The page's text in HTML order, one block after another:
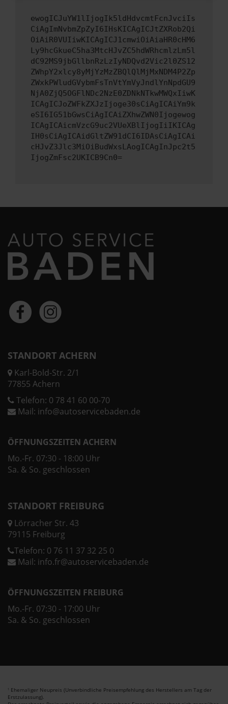
ewogICJuYW1lIjogIk5ldHdvcmtFcnJvciIs
CiAgImNvbmZpZyI6IHsKICAgICJtZXRob2Qi
OiAiR0VUIiwKICAgICJ1cmwiOiAiaHR0cHM6
Ly9hcGkueC5ha3MtcHJvZC5hdWRhcmlzLm5l
dC92MS9jbGllbnRzLzIyNDQvd2Vic2l0ZS12
ZWhpY2xlcy8yMjYzMzZBQlQlMjMxNDM4P2Zp
ZWxkPWludGVybmFsTnVtYmVyJndlYnNpdGU9
NjA0ZjQ5OGFlNDc2NzE0ZDNkNTkwMWQxIiwK
ICAgICJoZWFkZXJzIjoge30sCiAgICAiYm9k
eSI6IG51bGwsCiAgICAiZXhwZWN0Ijogewog
ICAgICAicmVzcG9uc2VUeXBlIjogIiIKICAg
IH0sCiAgICAidGltZW91dCI6IDAsCiAgICAi
cHJvZ3Jlc3MiOiBudWxsLAogICAgInJpc2t5
IjogZmFsc2UKICB9Cn0=
STANDORT ACHERN
Karl-Bold-Str. 2/1
77855 Achern
Telefon: 0 78 41 60 00-70
Mail: info@autoservicebaden.de
ÖFFNUNGSZEITEN ACHERN
Mo.-Fr. 07:30 - 18:00 Uhr
Sa. & So. geschlossen
STANDORT FREIBURG
Lörracher Str. 43
79115 Freiburg
Telefon: 0 76 11 37 32 25 0
Mail: info.fr@autoservicebaden.de
ÖFFNUNGSZEITEN FREIBURG
Mo.-Fr. 07:30 - 17:00 Uhr
Sa. & So. geschlossen
1 Ehemaliger Neupreis (Unverbindliche Preisempfehlung des Herstellers am Tag der
Erstzulassung).